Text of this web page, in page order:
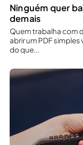
Ninguém quer
demais
Quem trabalha com
abrir um PDF
do que...